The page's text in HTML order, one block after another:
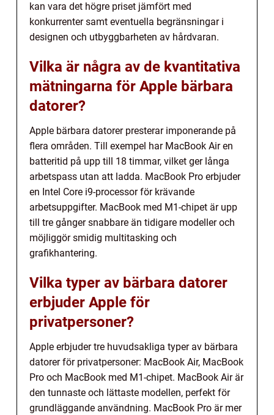
kan vara det högre priset jämfört med
konkurrenter samt eventuella begränsningar i
designen och utbyggbarheten av hårdvaran.
Vilka är några av de kvantitativa
mätningarna för Apple bärbara
datorer?
Apple bärbara datorer presterar imponerande på
flera områden. Till exempel har MacBook Air en
batteritid på upp till 18 timmar, vilket ger långa
arbetspass utan att ladda. MacBook Pro erbjuder
en Intel Core i9-processor för krävande
arbetsuppgifter. MacBook med M1-chipet är upp
till tre gånger snabbare än tidigare modeller och
möjliggör smidig multitasking och
grafikhantering.
Vilka typer av bärbara datorer
erbjuder Apple för
privatpersoner?
Apple erbjuder tre huvudsakliga typer av bärbara
datorer för privatpersoner: MacBook Air, MacBook
Pro och MacBook med M1-chipet. MacBook Air är
den tunnaste och lättaste modellen, perfekt för
grundläggande användning. MacBook Pro är mer